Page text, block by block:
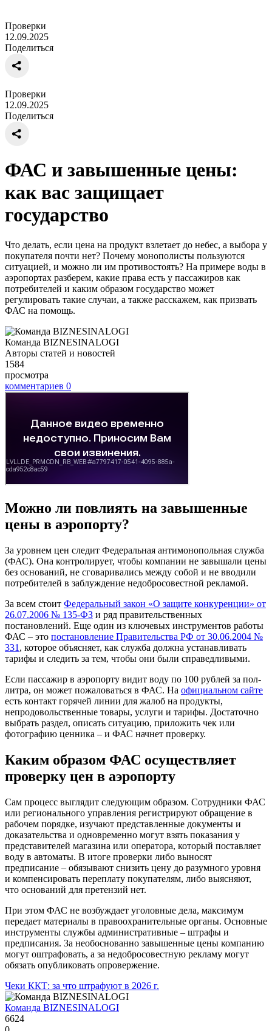
Проверки
12.09.2025
Поделиться
Проверки
12.09.2025
Поделиться
ФАС и завышенные цены:
как вас защищает
государство
Что делать, если цена на продукт взлетает до небес, а выбора у
покупателя почти нет? Почему монополисты пользуются
ситуацией, и можно ли им противостоять? На примере воды в
аэропортах разберем, какие права есть у пассажиров как
потребителей и каким образом государство может
регулировать такие случаи, а также расскажем, как призвать
ФАС на помощь.
Команда BIZNESINALOGI
Авторы статей и новостей
1584
просмотра
комментариев 0
Можно ли повлиять на завышенные
цены в аэропорту?
За уровнем цен следит Федеральная антимонопольная служба
(ФАС). Она контролирует, чтобы компании не завышали цены
без оснований, не сговаривались между собой и не вводили
потребителей в заблуждение недобросовестной рекламой.
За всем стоит Федеральный закон «О защите конкуренции» от
26.07.2006 № 135-ФЗ и ряд правительственных
постановлений. Еще один из ключевых инструментов работы
ФАС – это постановление Правительства РФ от 30.06.2004 №
331 , которое объясняет, как служба должна устанавливать
тарифы и следить за тем, чтобы они были справедливыми.
Если пассажир в аэропорту видит воду по 100 рублей за пол-
литра, он может пожаловаться в ФАС. На официальном сайте
есть контакт горячей линии для жалоб на продукты,
непродовольственные товары, услуги и тарифы. Достаточно
выбрать раздел, описать ситуацию, приложить чек или
фотографию ценника – и ФАС начнет проверку.
Каким образом ФАС осуществляет
проверку цен в аэропорту
Сам процесс выглядит следующим образом. Сотрудники ФАС
или регионального управления регистрируют обращение в
рабочем порядке, изучают представленные документы и
доказательства и одновременно могут взять показания у
представителей магазина или оператора, который поставляет
воду в автоматы. В итоге проверки либо выносят
предписание – обязывают снизить цену до разумного уровня
и компенсировать переплату покупателям, либо выясняют,
что оснований для претензий нет.
При этом ФАС не возбуждает уголовные дела, максимум
передает материалы в правоохранительные органы. Основные
инструменты службы административные – штрафы и
предписания. За необоснованно завышенные цены компанию
могут оштрафовать, а за недобросовестную рекламу могут
обязать опубликовать опровержение.
Чеки ККТ: за что штрафуют в 2026 г.
Команда BIZNESINALOGI
6624